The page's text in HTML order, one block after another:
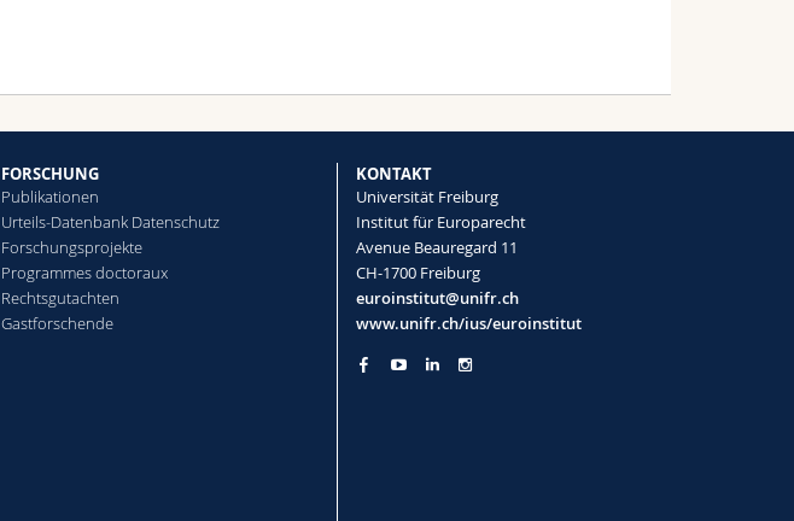
FORSCHUNG
Publikationen
Urteils-Datenbank Datenschutz
Forschungsprojekte
Programmes doctoraux
Rechtsgutachten
Gastforschende
KONTAKT
Universität Freiburg
Institut für Europarecht
Avenue Beauregard 11
CH-1700 Freiburg
euroinstitut@unifr.ch
www.unifr.ch/ius/euroinstitut